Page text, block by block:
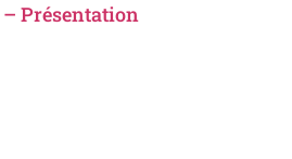
– Présentation